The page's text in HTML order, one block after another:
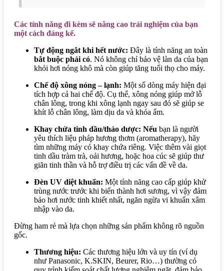
Các tính năng đi kèm sẽ nâng cao trải nghiệm của bạn
một cách đáng kể.
Tự động ngắt khi hết nước: Đây là tính năng an toàn
bắt buộc phải có. Nó không chỉ bảo vệ làn da của bạn
khỏi hơi nóng khô mà còn giúp tăng tuổi thọ cho máy.
Chế độ xông nóng – lạnh: Một số dòng máy hiện đại
tích hợp cả hai chế độ. Cụ thể, xông nóng giúp mở lỗ
chân lông, trong khi xông lạnh ngay sau đó sẽ giúp se
khít lỗ chân lông, làm dịu da và khóa ẩm.
Khay chứa tinh dầu/thảo dược: Nếu bạn là người
yêu thích liệu pháp hương thơm (aromatherapy), hãy
tìm những máy có khay chứa riêng. Việc thêm vài giọt
tinh dầu tràm trà, oải hương, hoặc hoa cúc sẽ giúp thư
giãn tinh thần và hỗ trợ điều trị các vấn đề về da.
Đèn UV diệt khuẩn: Một tính năng cao cấp giúp khử
trùng nước trước khi biến thành hơi sương, vì vậy đảm
bảo hơi nước tinh khiết nhất, ngăn ngừa vi khuẩn xâm
nhập vào da.
Đừng ham rẻ mà lựa chọn những sản phẩm không rõ nguồn
gốc.
Thương hiệu: Các thương hiệu lớn và uy tín (ví dụ
như Panasonic, K.SKIN, Beurer, Rio…) thường có